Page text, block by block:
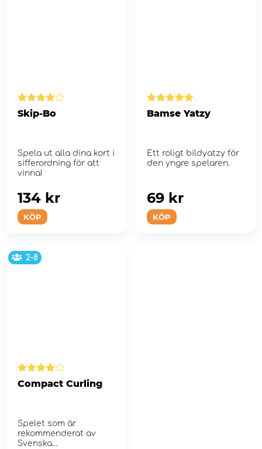
Skip-Bo
Spela ut alla dina kort i
sifferordning för att
vinna!
KÖP
134 kr
Bamse Yatzy
Ett roligt bildyatzy för
den yngre spelaren.
KÖP
69 kr
2-8
Compact Curling
Spelet som är
rekommenderat av
Svenska